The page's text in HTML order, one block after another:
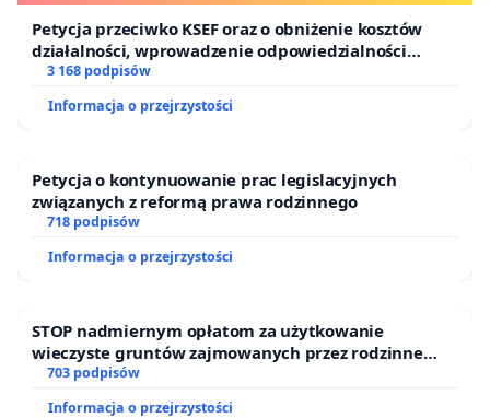
Petycja przeciwko KSEF oraz o obniżenie kosztów
działalności, wprowadzenie odpowiedzialności
finansowej kluczowych urzędników i sędziów
3 168 podpisów
Informacja o przejrzystości
Petycja o kontynuowanie prac legislacyjnych
związanych z reformą prawa rodzinnego
718 podpisów
Informacja o przejrzystości
STOP nadmiernym opłatom za użytkowanie
wieczyste gruntów zajmowanych przez rodzinne
ogrody działkowe.
703 podpisów
Informacja o przejrzystości